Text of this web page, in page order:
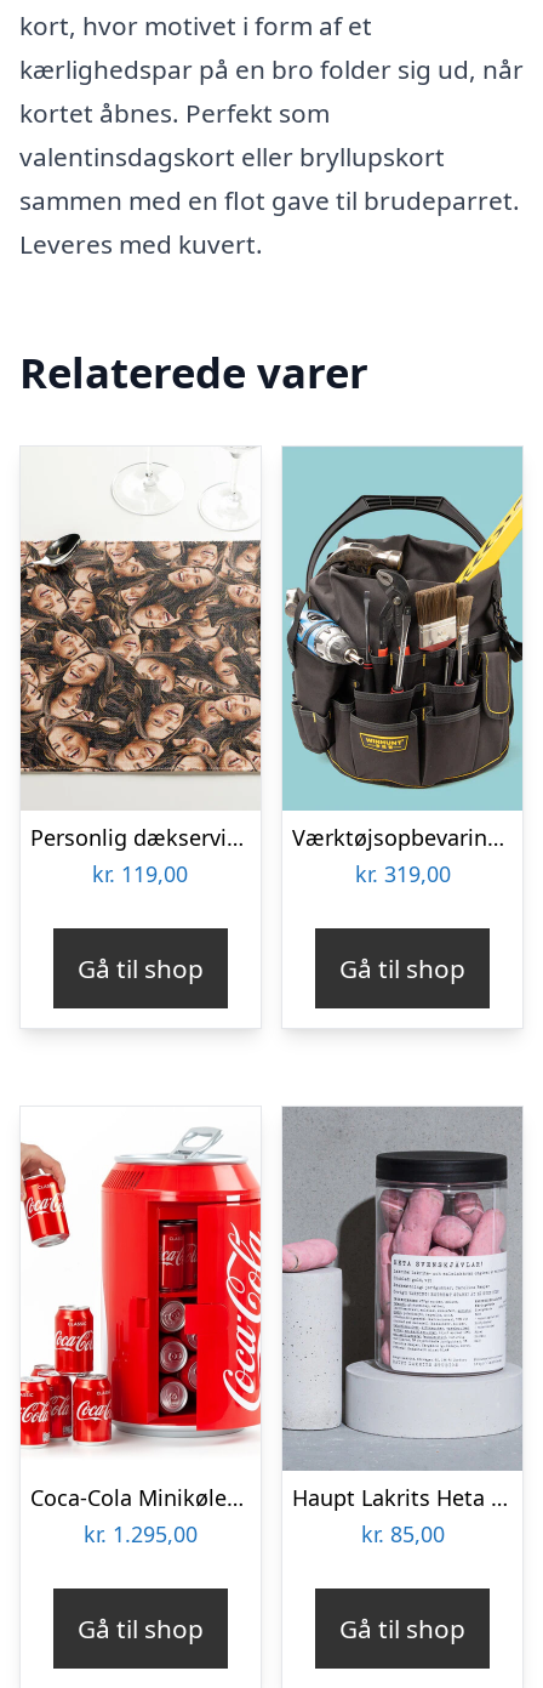
kort, hvor motivet i form af et
kærlighedspar på en bro folder sig ud, når
kortet åbnes. Perfekt som
valentinsdagskort eller bryllupskort
sammen med en flot gave til brudeparret.
Leveres med kuvert.
Relaterede varer
Personlig dækserviet med Billede – Multiface
kr. 119,00
Gå til shop
Værktøjsopbevaring til spand
kr. 319,00
Gå til shop
Coca-Cola Minikøleskab
kr. 1.295,00
Gå til shop
Haupt Lakrits Heta Svenskjävlar!
kr. 85,00
Gå til shop